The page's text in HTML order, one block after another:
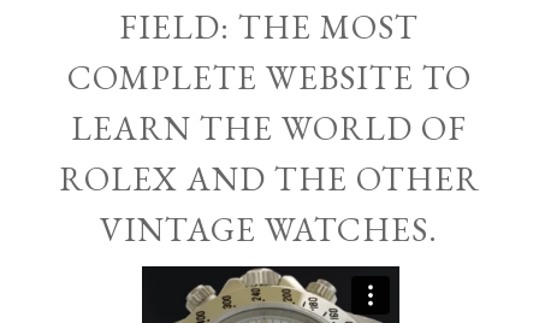
FIELD: THE MOST
COMPLETE WEBSITE TO
LEARN THE WORLD OF
ROLEX AND THE OTHER
VINTAGE WATCHES.